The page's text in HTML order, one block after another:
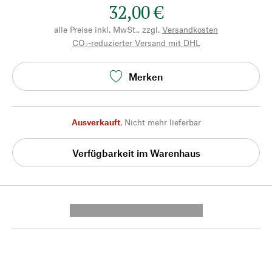
32,00 €
alle Preise inkl. MwSt., zzgl. Versandkosten
CO₂-reduzierter Versand mit DHL
Merken
Ausverkauft, Nicht mehr lieferbar
Verfügbarkeit im Warenhaus